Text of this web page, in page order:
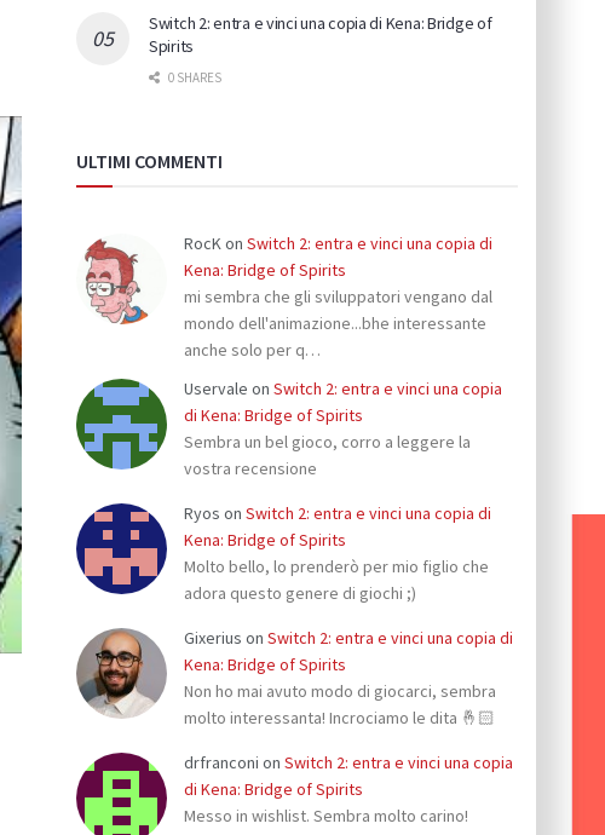
Switch 2: entra e vinci una copia di Kena: Bridge of
Spirits
0 SHARES
ULTIMI COMMENTI
RocKon Switch 2: entra e vinci una copia di
Kena: Bridge of Spirits
mi sembra che gli sviluppatori vengano dal
mondo dell'animazione...bhe interessante
anche solo per q…
Uservale on Switch 2: entra e vinci una copia
di Kena: Bridge of Spirits
Sembra un bel gioco, corro a leggere la
vostra recensione
Ryos on Switch 2: entra e vinci una copia di
Kena: Bridge of Spirits
Molto bello, lo prenderò per mio figlio che
adora questo genere di giochi ;)
Gixerius on Switch 2: entra e vinci una copia di
Kena: Bridge of Spirits
Non ho mai avuto modo di giocarci, sembra
molto interessanta! Incrociamo le dita 🤞🏻
drfranconi on Switch 2: entra e vinci una copia
di Kena: Bridge of Spirits
Messo in wishlist. Sembra molto carino!